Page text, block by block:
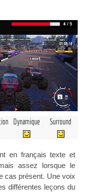
Dynamique
Surround
en français texte et
assez lorsque le
cas présent. Une voix
différentes leçons du